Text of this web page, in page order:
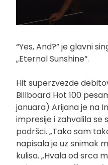
“Yes, And?” je glavni
„Eternal Sunshine“.
Hit superzvezde
Billboard Hot 100
januara) Arijana je na
impresije i zahvalila se
podršci. „Tako sam
napisala je uz snimak
kulisa. „Hvala od srca